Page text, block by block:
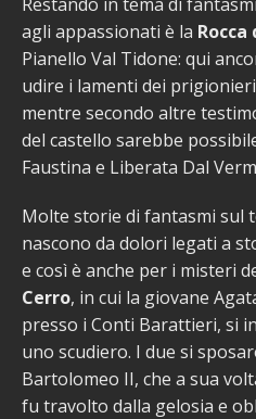
agli appassionati è la Rocca
Pianello Val Tidone: qui
udire i lamenti dei
mentre secondo altre
del castello sarebbe
Faustina e Liberata Dal
Molte storie di fantasmi sul
nascono da dolori legati a
e così è anche per i misteri
Cerro, in cui la giovane
presso i Conti Barattieri, si
uno scudiero. I due si
Bartolomeo II, che a sua
fu travolto dalla gelosia e